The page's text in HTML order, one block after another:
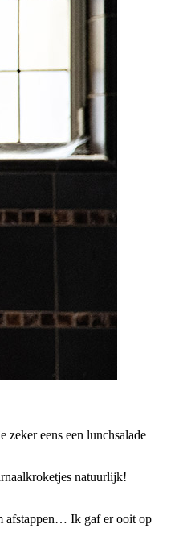
eens een lunchsalade
natuurlijk!
afstappen… Ik gaf er ooit op